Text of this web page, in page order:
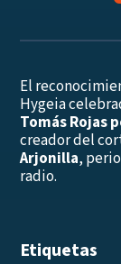
El
Hygeia
Tomás Rojas
creador del
Arjonilla,
radio.
Etiquetas